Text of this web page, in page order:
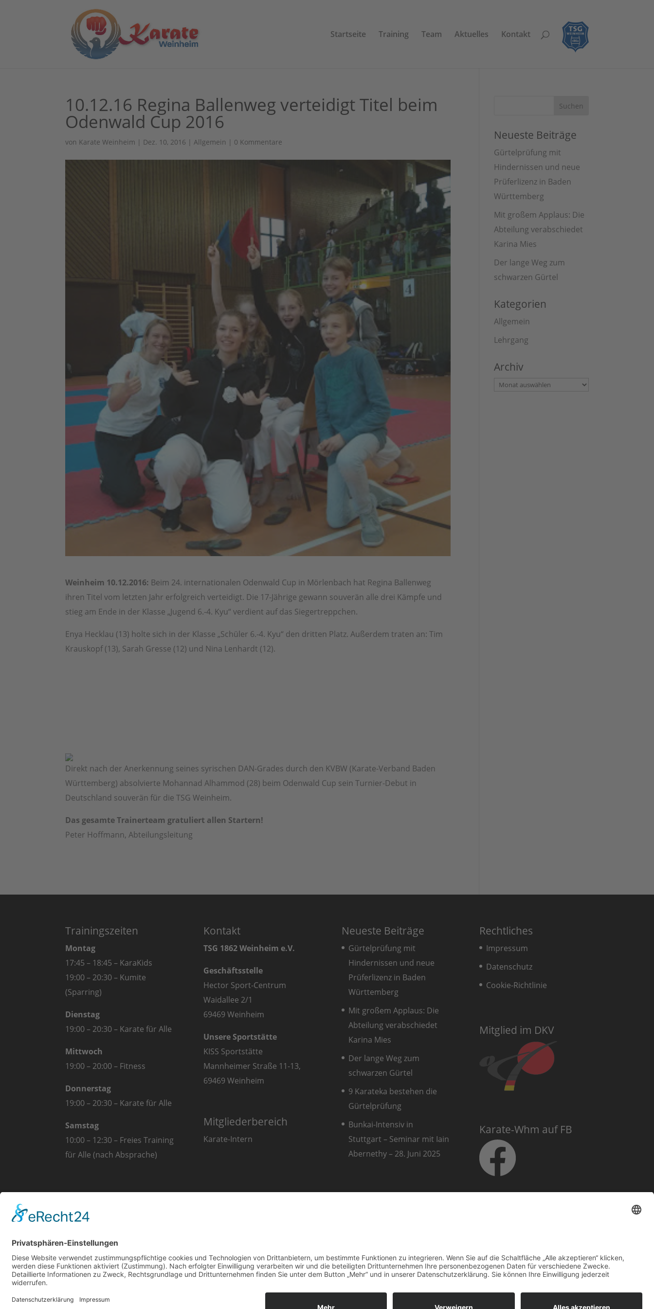
Startseite Training Team Aktuelles Kontakt
10.12.16 Regina Ballenweg verteidigt Titel beim
Odenwald Cup 2016
von Karate Weinheim | Dez. 10, 2016 |Allgemein | 0 Kommentare
Weinheim 10.12.2016: Beim 24. internationalen Odenwald Cup in Mörlenbach hat Regina Ballenweg
ihren Titel vom letzten Jahr erfolgreich verteidigt. Die 17-Jährige gewann souverän alle drei Kämpfe und
stieg am Ende in der Klasse „Jugend 6.-4. Kyu“ verdient auf das Siegertreppchen.
Enya Hecklau (13) holte sich in der Klasse „Schüler 6.-4. Kyu“ den dritten Platz. Außerdem traten an: Tim
Krauskopf (13), Sarah Gresse (12) und Nina Lenhardt (12).
Direkt nach der Anerkennung seines syrischen DAN-Grades durch den KVBW (Karate-Verband Baden
Württemberg) absolvierte Mohannad Alhammod (28) beim Odenwald Cup sein Turnier-Debut in
Deutschland souverän für die TSG Weinheim.
Das gesamte Trainerteam gratuliert allen Startern!
Peter Hoffmann, Abteilungsleitung
Neueste Beiträge
Gürtelprüfung mit
Hindernissen und neue
Prüferlizenz in Baden
Württemberg
Mit großem Applaus: Die
Abteilung verabschiedet
Karina Mies
Der lange Weg zum
schwarzen Gürtel
Kategorien
Allgemein
Lehrgang
Archiv
Archiv
Trainingszeiten
Montag
17:45 – 18:45 – KaraKids
19:00 – 20:30 – Kumite
(Sparring)
Dienstag
19:00 – 20:30 – Karate für Alle
Mittwoch
19:00 – 20:00 – Fitness
Donnerstag
19:00 – 20:30 – Karate für Alle
Samstag
10:00 – 12:30 – Freies Training
für Alle (nach Absprache)
Kontakt
TSG 1862 Weinheim e.V.
Geschäftsstelle
Hector Sport-Centrum
Waidallee 2/1
69469 Weinheim
Unsere Sportstätte
KISS Sportstätte
Mannheimer Straße 11-13,
69469 Weinheim
Mitgliederbereich
Karate-Intern
Neueste Beiträge
Gürtelprüfung mit
Hindernissen und neue
Prüferlizenz in Baden
Württemberg
Mit großem Applaus: Die
Abteilung verabschiedet
Karina Mies
Der lange Weg zum
schwarzen Gürtel
9 Karateka bestehen die
Gürtelprüfung
Bunkai-Intensiv in
Stuttgart – Seminar mit Iain
Abernethy – 28. Juni 2025
Rechtliches
Impressum
Datenschutz
Cookie-Richtlinie
Mitglied im DKV
Karate-Whm auf FB